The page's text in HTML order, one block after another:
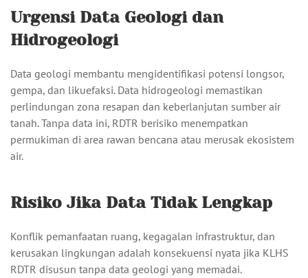
Urgensi Data Geologi dan
Hidrogeologi
Data geologi membantu mengidentifikasi potensi longsor,
gempa, dan likuefaksi. Data hidrogeologi memastikan
perlindungan zona resapan dan keberlanjutan sumber air
tanah. Tanpa data ini, RDTR berisiko menempatkan
permukiman di area rawan bencana atau merusak ekosistem
air.
Risiko Jika Data Tidak Lengkap
Konflik pemanfaatan ruang, kegagalan infrastruktur, dan
kerusakan lingkungan adalah konsekuensi nyata jika KLHS
RDTR disusun tanpa data geologi yang memadai.